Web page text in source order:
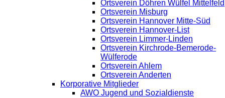
Ortsverein Döhren Wülfel Mittelfeld
Ortsverein Misburg
Ortsverein Hannover Mitte-Süd
Ortsverein Hannover-List
Ortsverein Limmer-Linden
Ortsverein Kirchrode-Bemerode-
Wülferode
Ortsverein Ahlem
Ortsverein Anderten
Korporative Mitglieder
AWO Jugend und Sozialdienste